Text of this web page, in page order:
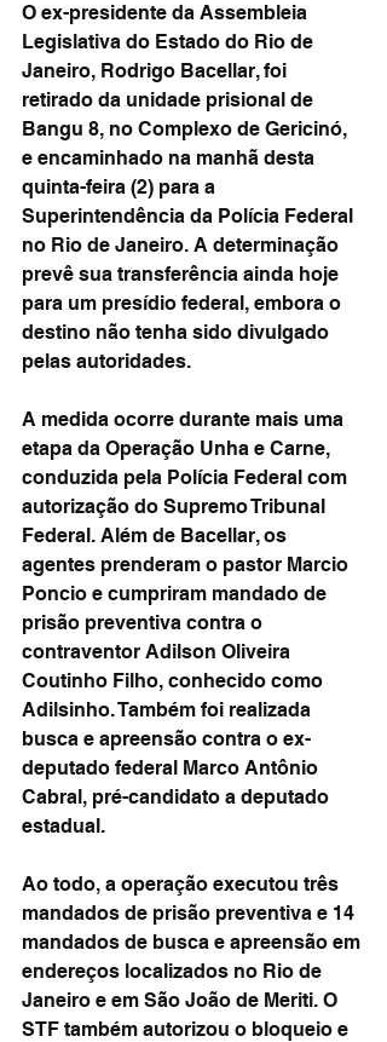
O ex-presidente da Assembleia
Legislativa do Estado do Rio de
Janeiro, Rodrigo Bacellar, foi
retirado da unidade prisional de
Bangu 8, no Complexo de Gericinó,
e encaminhado na manhã desta
quinta-feira (2) para a
Superintendência da Polícia Federal
no Rio de Janeiro. A determinação
prevê sua transferência ainda hoje
para um presídio federal, embora o
destino não tenha sido divulgado
pelas autoridades.
A medida ocorre durante mais uma
etapa da Operação Unha e Carne,
conduzida pela Polícia Federal com
autorização do Supremo Tribunal
Federal. Além de Bacellar, os
agentes prenderam o pastor Marcio
Poncio e cumpriram mandado de
prisão preventiva contra o
contraventor Adilson Oliveira
Coutinho Filho, conhecido como
Adilsinho. Também foi realizada
busca e apreensão contra o ex-
deputado federal Marco Antônio
Cabral, pré-candidato a deputado
estadual.
Ao todo, a operação executou três
mandados de prisão preventiva e 14
mandados de busca e apreensão em
endereços localizados no Rio de
Janeiro e em São João de Meriti. O
STF também autorizou o bloqueio e